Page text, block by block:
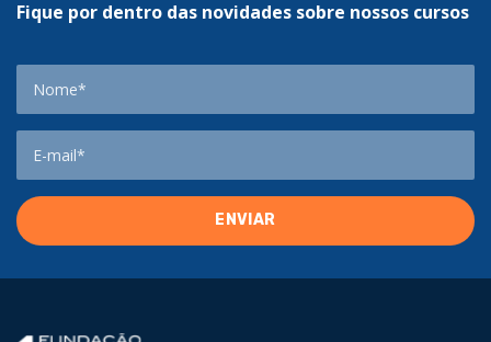
Fique por dentro das novidades sobre nossos cursos